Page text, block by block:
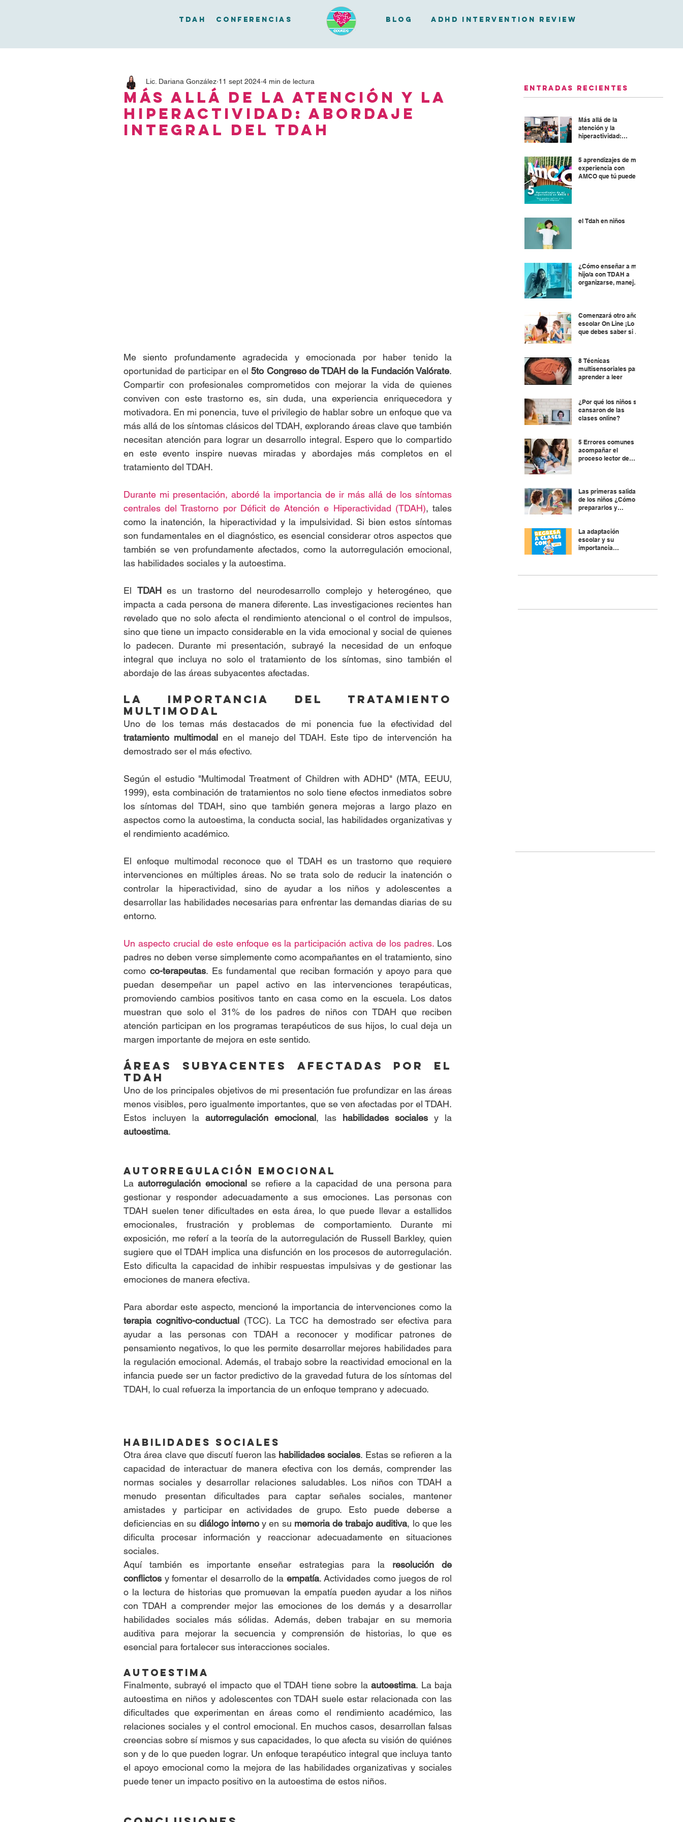
TDAH Conferencias BLOG ADHD Intervention Review
Entradas recientes
Más allá de la
atención y la
hiperactividad:
5 aprendizajes de mi
experiencia con
AMCO que tú puedes
el Tdah en niños
¿Cómo enseñar a mi
hijo/a con TDAH a
organizarse, manejar
Comenzará otro año
escolar On Line ¡Lo
que debes saber si tu
8 Técnicas
multisensoriales para
aprender a leer
¿Por qué los niños se
cansaron de las
clases online?
5 Errores comunes al
acompañar el
proceso lector de
Las primeras salidas
de los niños ¿Cómo
prepararlos y
La adaptación
escolar y su
importancia
Más allá de la atención y la
hiperactividad: Abordaje
integral del TDAH
Lic. Dariana González 11 sept 2024 4 min de lectura
Me siento profundamente agradecida y emocionada por haber tenido la
oportunidad de participar en el 5to Congreso de TDAH de la Fundación Valórate.
Compartir con profesionales comprometidos con mejorar la vida de quienes
conviven con este trastorno es, sin duda, una experiencia enriquecedora y
motivadora. En mi ponencia, tuve el privilegio de hablar sobre un enfoque que va
más allá de los síntomas clásicos del TDAH, explorando áreas clave que también
necesitan atención para lograr un desarrollo integral. Espero que lo compartido
en este evento inspire nuevas miradas y abordajes más completos en el
tratamiento del TDAH.
Durante mi presentación, abordé la importancia de ir más allá de los síntomas
centrales del Trastorno por Déficit de Atención e Hiperactividad (TDAH), tales
como la inatención, la hiperactividad y la impulsividad. Si bien estos síntomas
son fundamentales en el diagnóstico, es esencial considerar otros aspectos que
también se ven profundamente afectados, como la autorregulación emocional,
las habilidades sociales y la autoestima.
El TDAH es un trastorno del neurodesarrollo complejo y heterogéneo, que
impacta a cada persona de manera diferente. Las investigaciones recientes han
revelado que no solo afecta el rendimiento atencional o el control de impulsos,
sino que tiene un impacto considerable en la vida emocional y social de quienes
lo padecen. Durante mi presentación, subrayé la necesidad de un enfoque
integral que incluya no solo el tratamiento de los síntomas, sino también el
abordaje de las áreas subyacentes afectadas.
La importancia del tratamiento
multimodal
tratamiento multimodal en el manejo del TDAH. Este tipo de intervención ha
demostrado ser el más efectivo.
Según el estudio "Multimodal Treatment of Children with ADHD" (MTA, EEUU,
1999), esta combinación de tratamientos no solo tiene efectos inmediatos sobre
los síntomas del TDAH, sino que también genera mejoras a largo plazo en
aspectos como la autoestima, la conducta social, las habilidades organizativas y
el rendimiento académico.
El enfoque multimodal reconoce que el TDAH es un trastorno que requiere
intervenciones en múltiples áreas. No se trata solo de reducir la inatención o
controlar la hiperactividad, sino de ayudar a los niños y adolescentes a
desarrollar las habilidades necesarias para enfrentar las demandas diarias de su
entorno.
Un aspecto crucial de este enfoque es la participación activa de los padres. Los
padres no deben verse simplemente como acompañantes en el tratamiento, sino
como co-terapeutas. Es fundamental que reciban formación y apoyo para que
puedan desempeñar un papel activo en las intervenciones terapéuticas,
promoviendo cambios positivos tanto en casa como en la escuela. Los datos
muestran que solo el 31% de los padres de niños con TDAH que reciben
atención participan en los programas terapéuticos de sus hijos, lo cual deja un
margen importante de mejora en este sentido.
Áreas subyacentes afectadas por el
TDAH
Uno de los principales objetivos de mi presentación fue profundizar en las áreas
menos visibles, pero igualmente importantes, que se ven afectadas por el TDAH.
Estos incluyen la autorregulación emocional, las habilidades sociales
autoestima.
Autorregulación emocional
La autorregulación emocional se refiere a la capacidad de una persona para
gestionar y responder adecuadamente a sus emociones. Las personas con
TDAH suelen tener dificultades en esta área, lo que puede llevar a estallidos
emocionales, frustración y problemas de comportamiento. Durante mi
exposición, me referí a la teoría de la autorregulación de Russell Barkley, quien
sugiere que el TDAH implica una disfunción en los procesos de autorregulación.
Esto dificulta la capacidad de inhibir respuestas impulsivas y de gestionar las
emociones de manera efectiva.
terapia cognitivo-conductual (TCC). La TCC ha demostrado ser efectiva para
ayudar a las personas con TDAH a reconocer y modificar patrones de
pensamiento negativos, lo que les permite desarrollar mejores habilidades para
la regulación emocional. Además, el trabajo sobre la reactividad emocional en la
infancia puede ser un factor predictivo de la gravedad futura de los síntomas del
TDAH, lo cual refuerza la importancia de un enfoque temprano y adecuado.
Habilidades sociales
Otra área clave que discutí fueron las habilidades sociales. Estas se refieren a la
capacidad de interactuar de manera efectiva con los demás, comprender las
normas sociales y desarrollar relaciones saludables. Los niños con TDAH a
menudo presentan dificultades para captar señales sociales, mantener
amistades y participar en actividades de grupo. Esto puede deberse a
deficiencias en su diálogo interno y en su memoria de trabajo auditiva, lo que les
dificulta procesar información y reaccionar adecuadamente en situaciones
sociales.
Aquí también es importante enseñar estrategias para la resolución de
conflictos y fomentar el desarrollo de la empatía. Actividades como juegos de rol
o la lectura de historias que promuevan la empatía pueden ayudar a los niños
con TDAH a comprender mejor las emociones de los demás y a desarrollar
habilidades sociales más sólidas. Además, deben trabajar en su memoria
auditiva para mejorar la secuencia y comprensión de historias, lo que es
esencial para fortalecer sus interacciones sociales.
Autoestima
Finalmente, subrayé el impacto que el TDAH tiene sobre la autoestima. La baja
autoestima en niños y adolescentes con TDAH suele estar relacionada con las
dificultades que experimentan en áreas como el rendimiento académico, las
relaciones sociales y el control emocional. En muchos casos, desarrollan falsas
creencias sobre sí mismos y sus capacidades, lo que afecta su visión de quiénes
son y de lo que pueden lograr. Un enfoque terapéutico integral que incluya tanto
el apoyo emocional como la mejora de las habilidades organizativas y sociales
puede tener un impacto positivo en la autoestima de estos niños.